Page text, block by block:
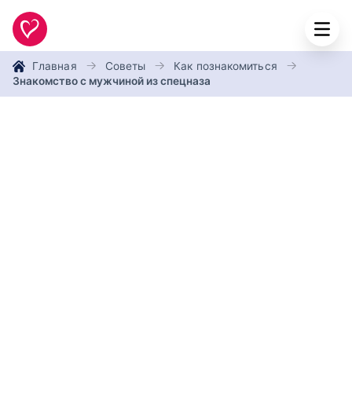
Главная Советы
Как познакомиться
Знакомство с мужчиной из спецназа